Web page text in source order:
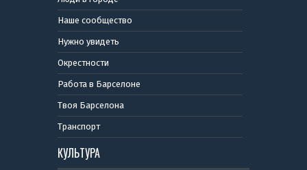
Наше сообщество
Нужно увидеть
Окрестности
Работа в Барселоне
Твоя Барселона
Транспорт
КУЛЬТУРА